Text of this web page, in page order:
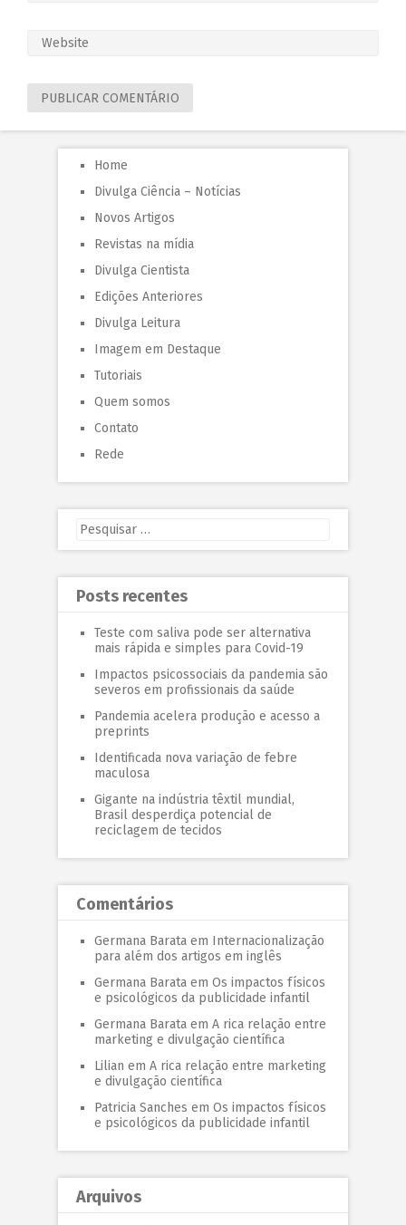
Home
Divulga Ciência – Notícias
Novos Artigos
Revistas na mídia
Divulga Cientista
Edições Anteriores
Divulga Leitura
Imagem em Destaque
Tutoriais
Quem somos
Contato
Rede
Posts recentes
Teste com saliva pode ser alternativa
mais rápida e simples para Covid-19
Impactos psicossociais da pandemia são
severos em profissionais da saúde
Pandemia acelera produção e acesso a
preprints
Identificada nova variação de febre
maculosa
Gigante na indústria têxtil mundial,
Brasil desperdiça potencial de
reciclagem de tecidos
Comentários
Germana Barata em Internacionalização
para além dos artigos em inglês
Germana Barata em Os impactos físicos
e psicológicos da publicidade infantil
Germana Barata em A rica relação entre
marketing e divulgação científica
Lilian em A rica relação entre marketing
e divulgação científica
Patricia Sanches em Os impactos físicos
e psicológicos da publicidade infantil
Arquivos